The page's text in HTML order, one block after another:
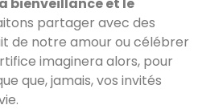
bienveillance et le
partager avec des
de notre amour ou célébrer
imaginera alors, pour
que, jamais, vos invités